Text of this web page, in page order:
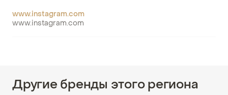
www.instagram.com
www.instagram.com
Другие бренды этого региона